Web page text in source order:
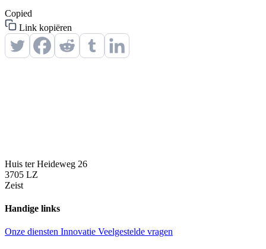
Сopied
Link kopiëren
Huis ter Heideweg 26
3705 LZ
Zeist
Handige links
Onze diensten Innovatie Veelgestelde vragen